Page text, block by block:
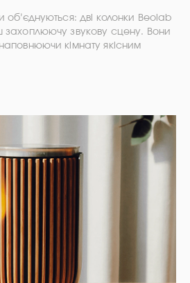
об’єднуються: дві колонки Beolab
захоплюючу звукову сцену. Вони
кімнату якісним